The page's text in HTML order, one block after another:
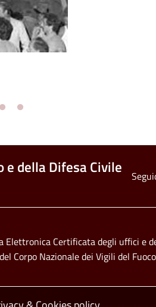
e della Difesa Civile
Elettronica Certificata degli uffici e
Corpo Nazionale dei Vigili del Fuoco